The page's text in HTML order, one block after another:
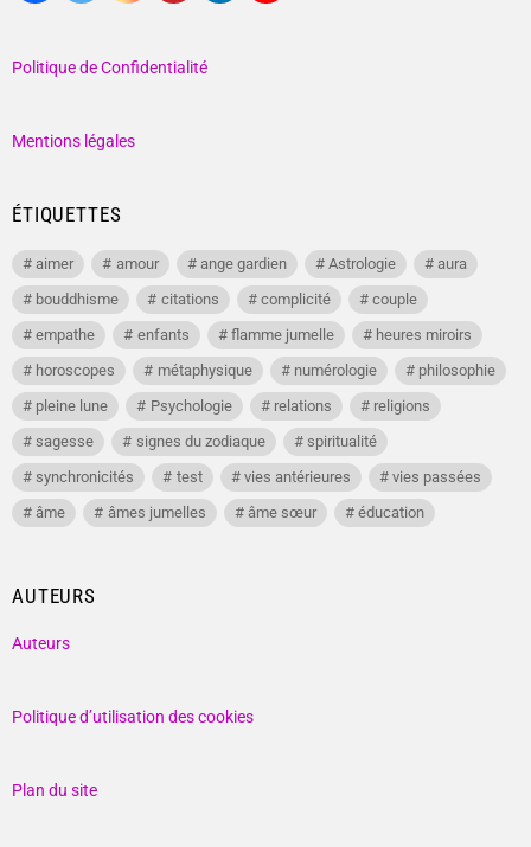
Politique de Confidentialité
Mentions légales
ÉTIQUETTES
aimer amour ange gardien Astrologie
aura
bouddhisme
citations complicité
couple
empathe
enfants flamme jumelle
heures miroirs
horoscopes
métaphysique numérologie
philosophie
pleine lune
Psychologie relations
religions
sagesse
signes du zodiaque
spiritualité
synchronicités
test vies antérieures
vies passées
âme
âmes jumelles âme sœur éducation
AUTEURS
Auteurs
Politique d’utilisation des cookies
Plan du site